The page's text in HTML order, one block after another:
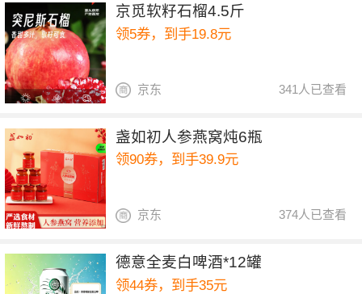
京觅软籽石榴4.5斤
领5券，到手19.8元
341人已查看
京东
盏如初人参燕窝炖6瓶
领90券，到手39.9元
374人已查看
京东
德意全麦白啤酒*12罐
领44券，到手35元